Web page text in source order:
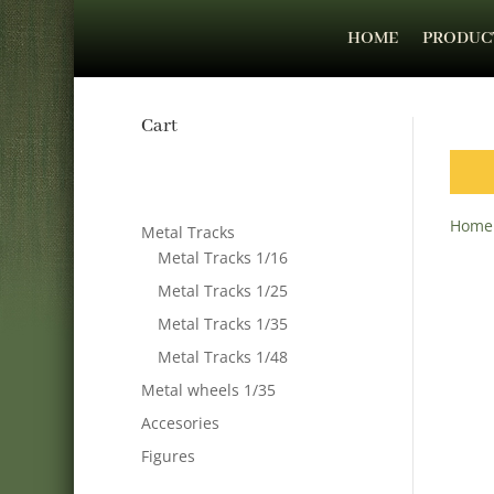
HOME
Cart
Metal Tracks
Metal Tracks 1/16
Metal Tracks 1/25
Metal Tracks 1/35
Metal Tracks 1/48
Metal wheels 1/35
Accesories
Figures
Home